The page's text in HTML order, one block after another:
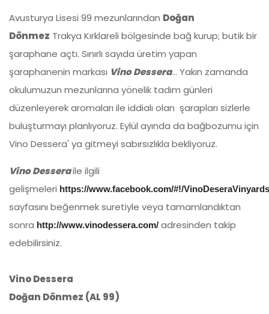
Avusturya Lisesi 99 mezunlarından Doğan
Dönmez Trakya Kırklareli bölgesinde bağ kurup; butik bir
şaraphane açtı. Sınırlı sayıda üretim yapan
şaraphanenin markası Vino Dessera… Yakın zamanda
okulumuzun mezunlarına yönelik tadım günleri
düzenleyerek aromaları ile iddialı olan şarapları sizlerle
buluşturmayı planlıyoruz. Eylül ayında da bağbozumu için
Vino Dessera' ya gitmeyi sabırsızlıkla bekliyoruz.
Vino Desseraile ilgili
gelişmeleri https://www.facebook.com/#!/
sayfasını beğenmek suretiyle veya tamamlandıktan
sonra http://www.vinodessera.com/ adresinden takip
edebilirsiniz.
Vino Dessera
Doğan Dönmez (AL 99)